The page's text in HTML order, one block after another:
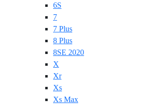
6S
7
7 Plus
8 Plus
8SE 2020
X
Xr
Xs
Xs Max